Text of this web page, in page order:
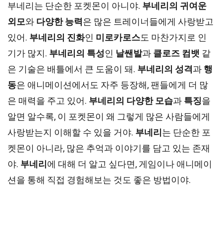
부네리는 단순한 포켓몬이 아니야. 부네리의 귀여운
외모와 다양한 능력은 많은 트레이너들에게 사랑받고
있어. 부네리의 진화인 미로카로스도 마찬가지로 인
기가 많지. 부네리의 특성인 날쌘발과 클로즈 컴뱃 같
은 기술은 배틀에서 큰 도움이 돼. 부네리의 성격과 행
동은 애니메이션에서도 자주 등장해, 팬들에게 더 많
은 매력을 주고 있어. 부네리의 다양한 모습과 특징을
알면 알수록, 이 포켓몬이 왜 그렇게 많은 사람들에게
사랑받는지 이해할 수 있을 거야. 부네리 는 단순한 포
켓몬이 아니라, 많은 추억과 이야기를 담고 있는 존재
야. 부네리 에 대해 더 알고 싶다면, 게임이나 애니메이
션을 통해 직접 경험해보는 것도 좋은 방법이야.